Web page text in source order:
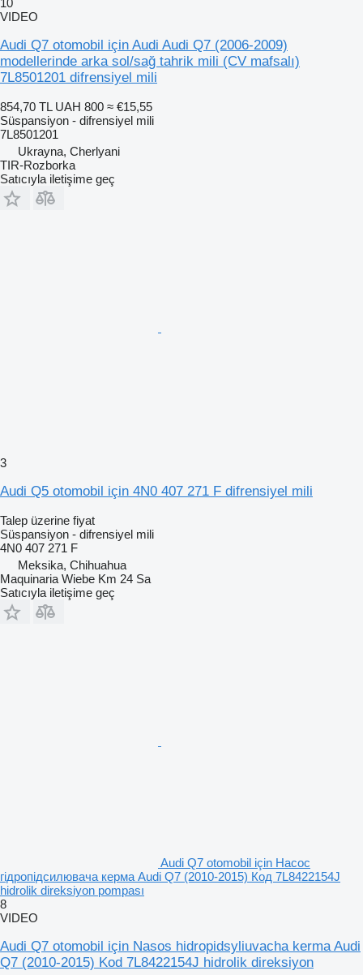
10
VIDEO
Audi Q7 otomobil için Audi Audi Q7 (2006-2009)
modellerinde arka sol/sağ tahrik mili (CV mafsalı)
7L8501201 difrensiyel mili
854,70 TL UAH 800 ≈ €15,55
Süspansiyon - difrensiyel mili
7L8501201
Ukrayna, Cherlyani
TIR-Rozborka
Satıcıyla iletişime geç
3
Audi Q5 otomobil için 4N0 407 271 F difrensiyel mili
Talep üzerine fiyat
Süspansiyon - difrensiyel mili
4N0 407 271 F
Meksika, Chihuahua
Maquinaria Wiebe Km 24 Sa
Satıcıyla iletişime geç
Audi Q7 otomobil için Насос
гідропідсилювача керма Аudi Q7 (2010-2015) Код 7L8422154J
hidrolik direksiyon pompası
8
VIDEO
Audi Q7 otomobil için Nasos hidropidsyliuvacha kerma Audi
Q7 (2010-2015) Kod 7L8422154J hidrolik direksiyon